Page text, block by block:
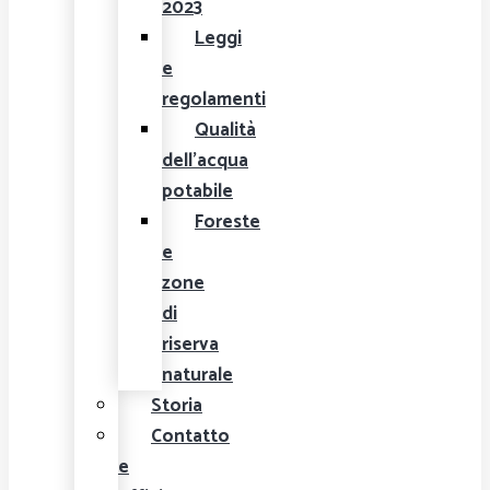
2023
Leggi
e
regolamenti
Qualità
dell'acqua
potabile
Foreste
e
zone
di
riserva
naturale
Storia
Contatto
e